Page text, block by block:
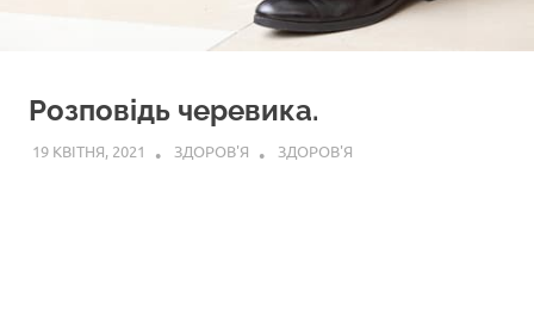
Розповідь черевика.
19 КВІТНЯ, 2021 ЗДОРОВ'Я ЗДОРОВ'Я